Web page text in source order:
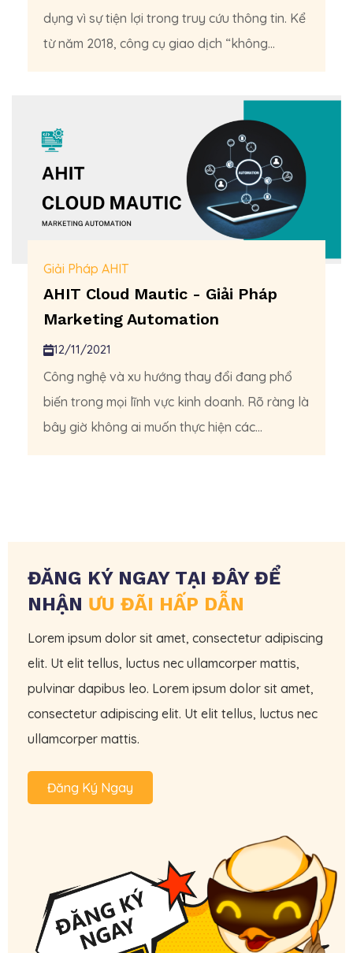
dụng vì sự tiện lợi trong truy cứu thông tin. Kể
từ năm 2018, công cụ giao dịch “không...
Giải Pháp AHIT
AHIT Cloud Mautic - Giải Pháp
Marketing Automation
12/11/2021
Công nghệ và xu hướng thay đổi đang phổ
biến trong mọi lĩnh vực kinh doanh. Rõ ràng là
bây giờ không ai muốn thực hiện các...
ĐĂNG KÝ NGAY TẠI ĐÂY ĐỂ
NHẬN ƯU ĐÃI HẤP DẪN
Lorem ipsum dolor sit amet, consectetur adipiscing
elit. Ut elit tellus, luctus nec ullamcorper mattis,
pulvinar dapibus leo. Lorem ipsum dolor sit amet,
consectetur adipiscing elit. Ut elit tellus, luctus nec
ullamcorper mattis.
Đăng Ký Ngay